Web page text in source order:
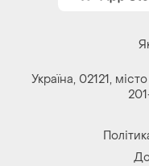
Україна, 02121,